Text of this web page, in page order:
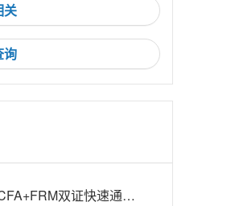
关
询
CFA+FRM双证快速通关APS智播课A计划